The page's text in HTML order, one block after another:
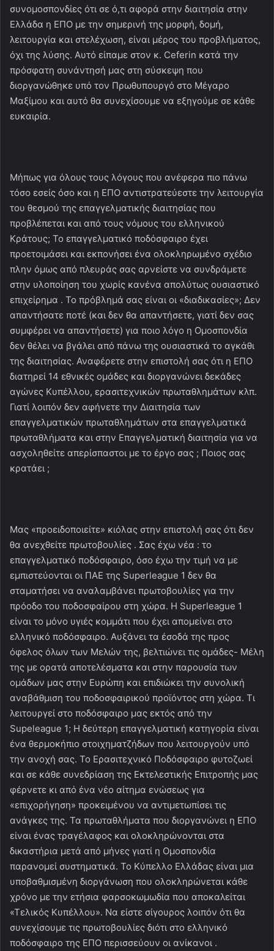
συνομοσπονδίες ότι σε ό,τι αφορά στην διαιτησία στην
Ελλάδα η ΕΠΟ με την σημερινή της μορφή, δομή,
λειτουργία και στελέχωση, είναι μέρος του προβλήματος,
όχι της λύσης. Αυτό είπαμε στον κ. Ceferin κατά την
πρόσφατη συνάντησή μας στη σύσκεψη που
διοργανώθηκε υπό τον Πρωθυπουργό στο Μέγαρο
Μαξίμου και αυτό θα συνεχίσουμε να εξηγούμε σε κάθε
ευκαιρία.
Μήπως για όλους τους λόγους που ανέφερα πιο πάνω
τόσο εσείς όσο και η ΕΠΟ αντιστρατεύεστε την λειτουργία
του θεσμού της επαγγελματικής διαιτησίας που
προβλέπεται και από τους νόμους του ελληνικού
Κράτους; Το επαγγελματικό ποδόσφαιρο έχει
προετοιμάσει και εκπονήσει ένα ολοκληρωμένο σχέδιο
πλην όμως από πλευράς σας αρνείστε να συνδράμετε
στην υλοποίηση του χωρίς κανένα απολύτως ουσιαστικό
επιχείρημα . Το πρόβλημά σας είναι οι «διαδικασίες»; Δεν
απαντήσατε ποτέ (και δεν θα απαντήσετε, γιατί δεν σας
συμφέρει να απαντήσετε) για ποιο λόγο η Ομοσπονδία
δεν θέλει να βγάλει από πάνω της ουσιαστικά το αγκάθι
της διαιτησίας. Αναφέρετε στην επιστολή σας ότι η ΕΠΟ
διατηρεί 14 εθνικές ομάδες και διοργανώνει δεκάδες
αγώνες Κυπέλλου, ερασιτεχνικών πρωταθλημάτων κλπ.
Γιατί λοιπόν δεν αφήνετε την Διαιτησία των
επαγγελματικών πρωταθλημάτων στα επαγγελματικά
πρωταθλήματα και στην Επαγγελματική διαιτησία για να
ασχοληθείτε απερίσπαστοι με το έργο σας ; Ποιος σας
κρατάει ;
Μας «προειδοποιείτε» κιόλας στην επιστολή σας ότι δεν
θα ανεχθείτε πρωτοβουλίες . Σας έχω νέα : το
επαγγελματικό ποδόσφαιρο, όσο έχω την τιμή να με
εμπιστεύονται οι ΠΑΕ της Superleague 1 δεν θα
σταματήσει να αναλαμβάνει πρωτοβουλίες για την
πρόοδο του ποδοσφαίρου στη χώρα. Η Superleague 1
είναι το μόνο υγιές κομμάτι που έχει απομείνει στο
ελληνικό ποδόσφαιρο. Αυξάνει τα έσοδά της προς
όφελος όλων των Μελών της, βελτιώνει τις ομάδες- Μέλη
της με ορατά αποτελέσματα και στην παρουσία των
ομάδων μας στην Ευρώπη και επιδιώκει την συνολική
αναβάθμιση του ποδοσφαιρικού προϊόντος στη χώρα. Τι
λειτουργεί στο ποδόσφαιρο μας εκτός από την
Supeleague 1; Η δεύτερη επαγγελματική κατηγορία είναι
ένα θερμοκήπιο στοιχηματζήδων που λειτουργούν υπό
την ανοχή σας. Το Ερασιτεχνικό Ποδόσφαιρο φυτοζωεί
και σε κάθε συνεδρίαση της Εκτελεστικής Επιτροπής μας
φέρνετε κι από ένα νέο αίτημα ενώσεως για
«επιχορήγηση» προκειμένου να αντιμετωπίσει τις
ανάγκες της. Τα πρωταθλήματα που διοργανώνει η ΕΠΟ
είναι ένας τραγέλαφος και ολοκληρώνονται στα
δικαστήρια μετά από μήνες γιατί η Ομοσπονδία
παρανομεί συστηματικά. Το Κύπελλο Ελλάδας είναι μια
υποβαθμισμένη διοργάνωση που ολοκληρώνεται κάθε
χρόνο με την ετήσια φαρσοκωμωδία που αποκαλείται
«Τελικός Κυπέλλου». Να είστε σίγουρος λοιπόν ότι θα
συνεχίσουμε τις πρωτοβουλίες διότι στο ελληνικό
ποδόσφαιρο της ΕΠΟ περισσεύουν οι ανίκανοι .